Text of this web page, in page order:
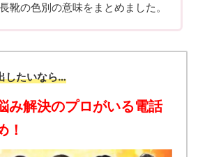
靴の色別の意味をまとめました。
したいなら…
み解決のプロがいる電話
！